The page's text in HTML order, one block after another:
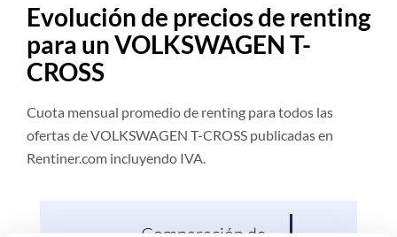
Evolución de precios de renting
para un VOLKSWAGEN T-
CROSS
Cuota mensual promedio de renting para todos las
ofertas de VOLKSWAGEN T-CROSS publicadas en
Rentiner.com incluyendo IVA.